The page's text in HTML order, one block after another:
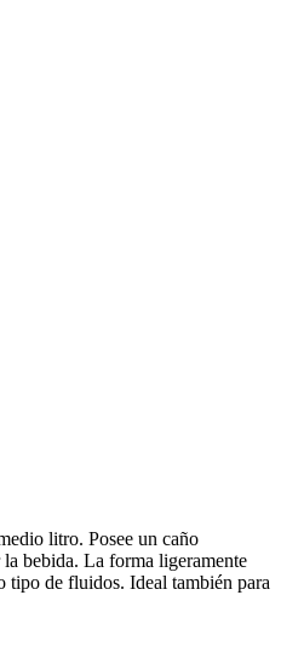
litro. Posee un caño
bebida. La forma ligeramente
tipo de fluidos. Ideal también para